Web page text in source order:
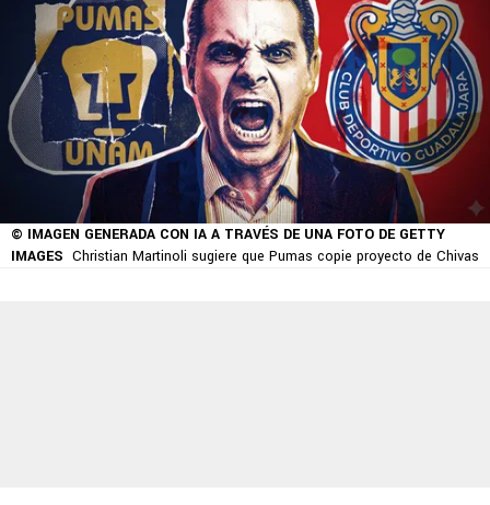
© IMAGEN GENERADA CON IA A TRAVÉS DE UNA FOTO DE GETTY
IMAGES Christian Martinoli sugiere que Pumas copie proyecto de Chivas